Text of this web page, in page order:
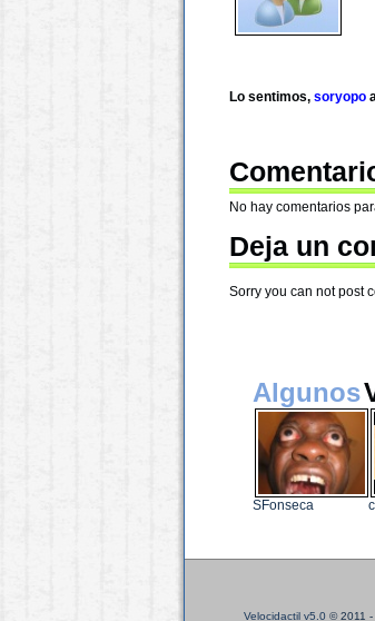
Lo sentimos, soryopo
No hay comentarios
Deja un
Sorry you can not post
Algunos
SFonseca
Velocidactil v5.0 © 2011 -